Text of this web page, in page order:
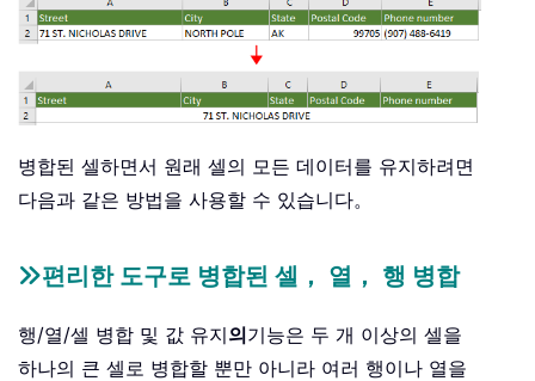
병합된 셀하면서 원래 셀의 모든 데이터를 유지하려면
다음과 같은 방법을 사용할 수 있습니다。
편리한 도구로 병합된 셀， 열， 행 병합
행/열/셀 병합 및 값 유지의기능은 두 개 이상의 셀을
하나의 큰 셀로 병합할 뿐만 아니라 여러 행이나 열을